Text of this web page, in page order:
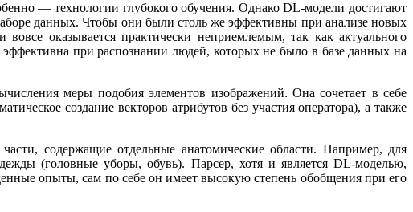
— технологии глубокого обучения. Однако DL-модели достигают
данных. Чтобы они были столь же эффективны при анализе новых
оказывается практически неприемлемым, так как актуального
при распознании людей, которых не было в базе данных на
меры подобия элементов изображений. Она сочетает в себе
создание векторов атрибутов без участия оператора), а также
содержащие отдельные анатомические области. Например, для
(головные уборы, обувь). Парсер, хотя и является DL-моделью,
опыты, сам по себе он имеет высокую степень обобщения при его